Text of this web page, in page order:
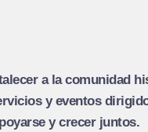
a la comunidad
y eventos
y crecer juntos.